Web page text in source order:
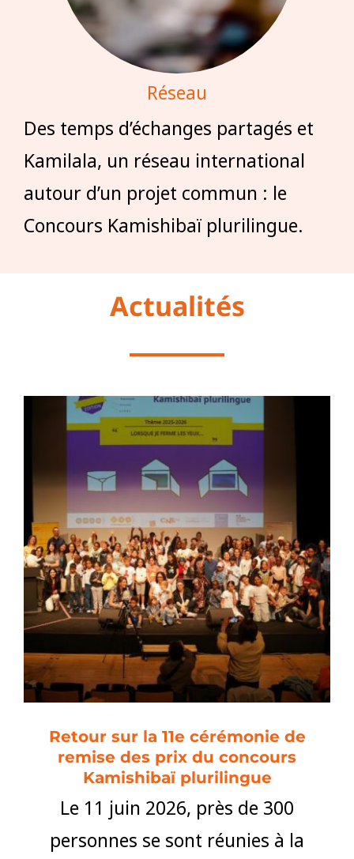
Réseau
Des temps d’échanges partagés et
Kamilala, un réseau international
autour d’un projet commun : le
Concours Kamishibaï plurilingue.
Actualités
Retour sur la 11e cérémonie de
remise des prix du concours
Kamishibaï plurilingue
Le 11 juin 2026, près de 300
personnes se sont réunies à la